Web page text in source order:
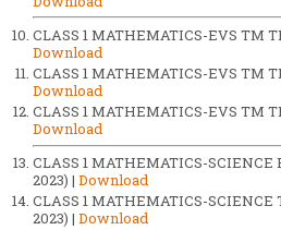
CLASS 1 MATHEMATICS-EVS TM
Download
CLASS 1 MATHEMATICS-EVS TM
Download
CLASS 1 MATHEMATICS-EVS TM
Download
CLASS 1 MATHEMATICS-SCIENCE
2023) | Download
CLASS 1 MATHEMATICS-
2023) | Download